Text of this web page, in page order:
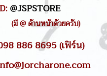
@JSPSTORE
านหน้าด้วยครับ)
886 8695 (เฟิร์น)